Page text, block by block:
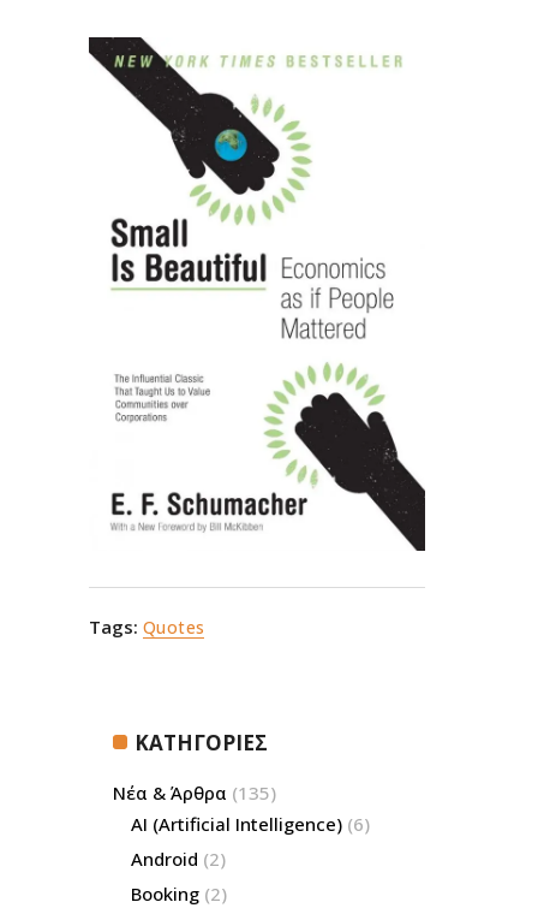
Tags: Quotes
ΚΑΤΗΓΟΡΙΕΣ
Νέα & Άρθρα (135)
AI (Artificial Intelligence) (6)
Android (2)
Booking (2)